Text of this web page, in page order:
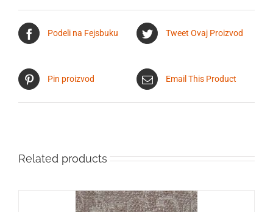
Podeli na Fejsbuku Tweet Ovaj Proizvod
Pin proizvod Email This Product
Related products